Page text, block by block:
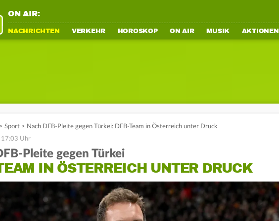
ON AIR:
NACHRICHTEN VERKEHR HOROSKOP ON AIR MUSIK AKTIONEN
> Sport > Nach DFB-Pleite gegen Türkei: DFB-Team in Österreich unter Druck
Uhr
Pleite gegen Türkei
IN ÖSTERREICH UNTER DRUCK